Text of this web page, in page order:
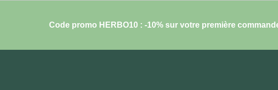
Code promo HERBO10 : -10% sur votre première